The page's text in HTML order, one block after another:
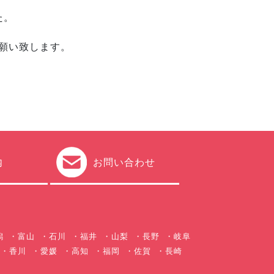
致します。
お問い合わせ
富山 石川 福井 山梨 長野
岐阜
香川
愛媛 高知 福岡 佐賀 長崎